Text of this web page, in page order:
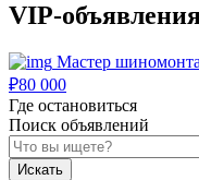
VIP-
Мастер
₽80 000
Где остановиться
Поиск объявлений
Искать